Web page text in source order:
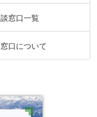
窓口一覧
口について